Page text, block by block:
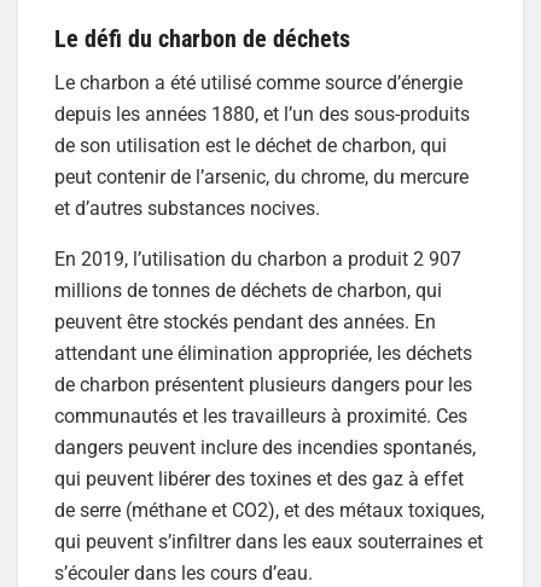
Le défi du charbon de déchets
Le charbon a été utilisé comme source d’énergie
depuis les années 1880, et l’un des sous-produits
de son utilisation est le déchet de charbon, qui
peut contenir de l’arsenic, du chrome, du mercure
et d’autres substances nocives.
En 2019, l’utilisation du charbon a produit 2 907
millions de tonnes de déchets de charbon, qui
peuvent être stockés pendant des années. En
attendant une élimination appropriée, les déchets
de charbon présentent plusieurs dangers pour les
communautés et les travailleurs à proximité. Ces
dangers peuvent inclure des incendies spontanés,
qui peuvent libérer des toxines et des gaz à effet
de serre (méthane et CO2), et des métaux toxiques,
qui peuvent s’infiltrer dans les eaux souterraines et
s’écouler dans les cours d’eau.